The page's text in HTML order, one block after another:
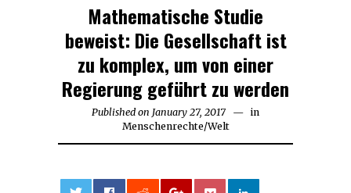
Mathematische Studie
beweist: Die Gesellschaft ist
zu komplex, um von einer
Regierung geführt zu werden
Published on January 27, 2017
in
Menschenrechte/Welt